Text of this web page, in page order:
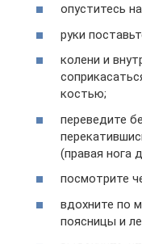
опуститесь
руки
колени и
костью;
переведите
(правая нога
посмотрите
вдохните по
поясницы и